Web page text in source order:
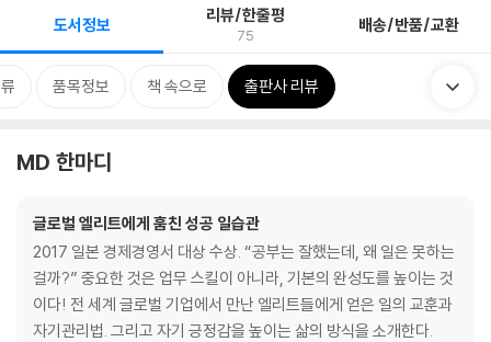
도서정보 리뷰/한줄평
75 배송/반품/교환
품목정보 책 속으로 출판사 리뷰
MD 한마디
글로벌 엘리트에게 훔친 성공 일습관
2017 일본 경제경영서 대상 수상. “공부는 잘했는데, 왜 일은 못하는
걸까?” 중요한 것은 업무 스킬이 아니라, 기본의 완성도를 높이는 것
이다! 전 세계 글로벌 기업에서 만난 엘리트들에게 얻은 일의 교훈과
자기관리법. 그리고 자기 긍정감을 높이는 삶의 방식을 소개한다.